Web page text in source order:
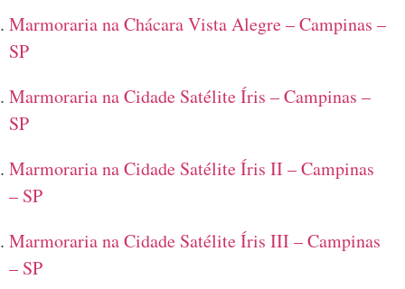
Marmoraria na Chácara Vista Alegre – Campinas –
SP
Marmoraria na Cidade Satélite Íris – Campinas –
SP
Marmoraria na Cidade Satélite Íris II – Campinas
– SP
Marmoraria na Cidade Satélite Íris III – Campinas
– SP